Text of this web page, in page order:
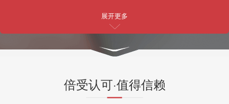
展开更多
倍受认可·值得信赖